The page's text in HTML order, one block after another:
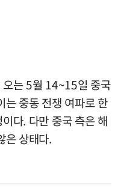
오는 5월 14~15일 중국
는 중동 전쟁 여파로 한
다. 다만 중국 측은 해
은 상태다.